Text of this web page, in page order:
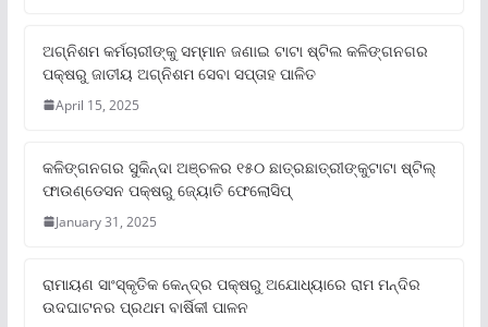
ଅଗ୍ନିଶମ କର୍ମଚାରୀଙ୍କୁ ସମ୍ମାନ ଜଣାଇ ଟାଟା ଷ୍ଟିଲ କଳିଙ୍ଗନଗର
ପକ୍ଷରୁ ଜାତୀୟ ଅଗ୍ନିଶମ ସେବା ସପ୍ତାହ ପାଳିତ
April 15, 2025
କଳିଙ୍ଗନଗର ସୁକିନ୍ଦା ଅଞ୍ଚଳର ୧୫୦ ଛାତ୍ରଛାତ୍ରୀଙ୍କୁଟାଟା ଷ୍ଟିଲ୍
ଫାଉଣ୍ଡେସନ ପକ୍ଷରୁ ଜ୍ୟୋତି ଫେଲୋସିପ୍‌
January 31, 2025
ରାମାୟଣ ସାଂସ୍କୃତିକ କେନ୍ଦ୍ର ପକ୍ଷରୁ ଅଯୋଧ୍ୟାରେ ରାମ ମନ୍ଦିର
ଉଦଘାଟନର ପ୍ରଥମ ବାର୍ଷିକୀ ପାଳନ